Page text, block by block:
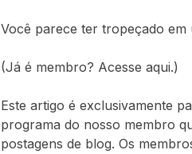
Você parece ter tropeçado em
(Já é membro? Acesse aqui.)
Este artigo é exclusivamente
programa do nosso membro
postagens de blog. Os